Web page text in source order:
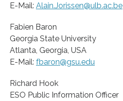
E-Mail: Alain.Jorissen@ulb.ac.be
Fabien Baron
Georgia State University
Atlanta, Georgia, USA
E-Mail: fbaron@gsu.edu
Richard Hook
ESO Public Information Officer